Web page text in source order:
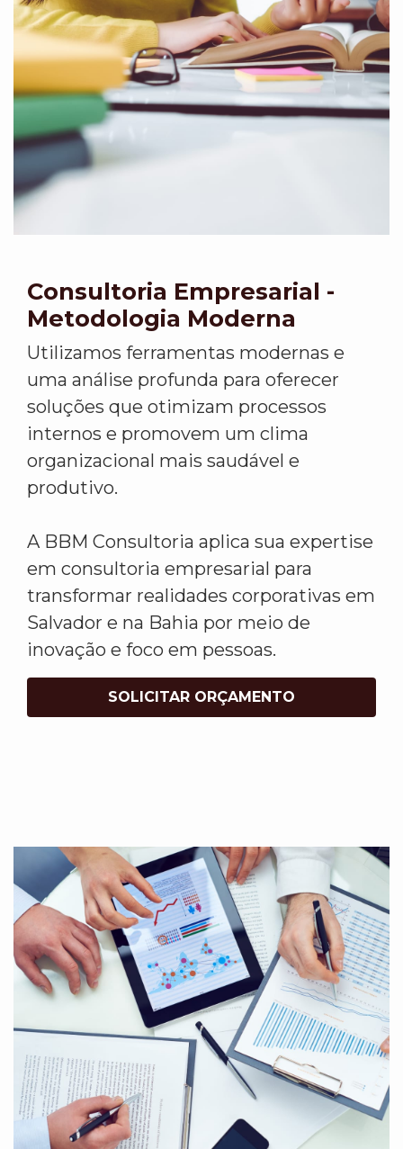
Consultoria Empresarial -
Metodologia Moderna
Utilizamos ferramentas modernas e
uma análise profunda para oferecer
soluções que otimizam processos
internos e promovem um clima
organizacional mais saudável e
produtivo.
A BBM Consultoria aplica sua expertise
em consultoria empresarial para
transformar realidades corporativas em
Salvador e na Bahia por meio de
inovação e foco em pessoas.
SOLICITAR ORÇAMENTO